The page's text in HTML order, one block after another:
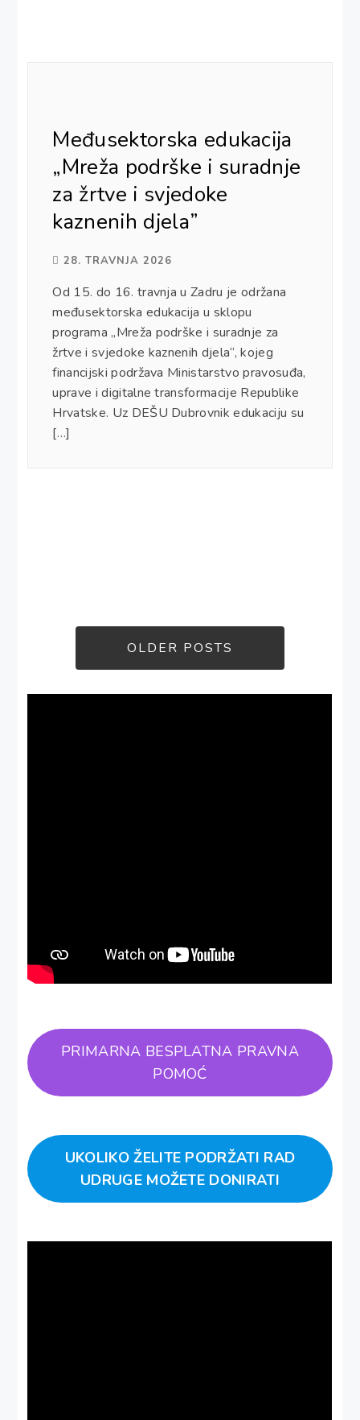
Međusektorska edukacija
„Mreža podrške i suradnje
za žrtve i svjedoke
kaznenih djela”
28. TRAVNJA 2026
Od 15. do 16. travnja u Zadru je održana
međusektorska edukacija u sklopu
programa „Mreža podrške i suradnje za
žrtve i svjedoke kaznenih djela“, kojeg
financijski podržava Ministarstvo pravosuđa,
uprave i digitalne transformacije Republike
Hrvatske. Uz DEŠU Dubrovnik edukaciju su
[…]
OLDER POSTS
PRIMARNA BESPLATNA PRAVNA
POMOĆ
UKOLIKO ŽELITE PODRŽATI RAD
UDRUGE MOŽETE DONIRATI